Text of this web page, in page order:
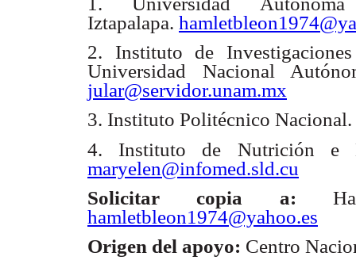
Iztapalapa.
2. Instituto de
Universidad Nacional
jular@servidor.unam.mx
3. Instituto Politécnico
4. Instituto de Nutrición e
maryelen@infomed.sld.cu
Solicitar copia a:
hamletbleon1974@yahoo.es
Origen del apoyo: Centro